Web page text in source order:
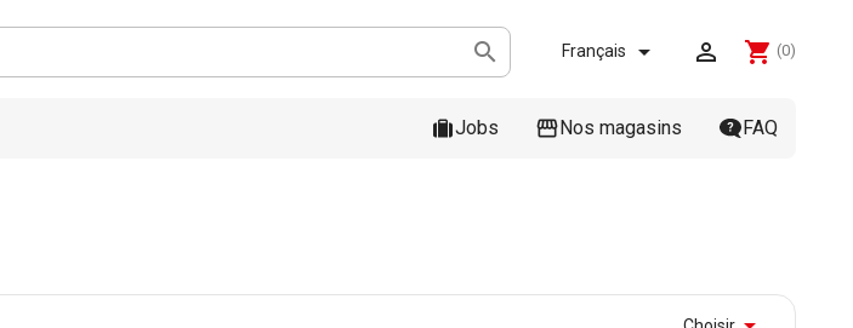
 shopping_cart (0)
Français  
Jobs Nos magasins FAQ